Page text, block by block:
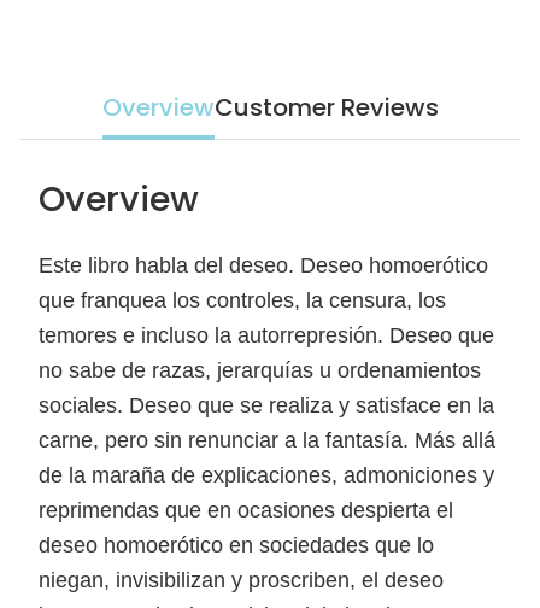
OverviewCustomer Reviews
Overview
Este libro habla del deseo. Deseo homoerótico
que franquea los controles, la censura, los
temores e incluso la autorrepresión. Deseo que
no sabe de razas, jerarquías u ordenamientos
sociales. Deseo que se realiza y satisface en la
carne, pero sin renunciar a la fantasía. Más allá
de la maraña de explicaciones, admoniciones y
reprimendas que en ocasiones despierta el
deseo homoerótico en sociedades que lo
niegan, invisibilizan y proscriben, el deseo